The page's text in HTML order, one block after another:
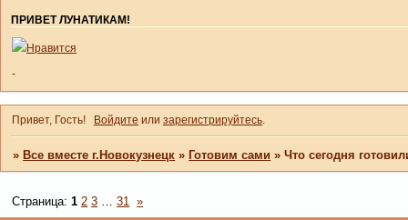
ПРИВЕТ ЛУНАТИКАМ!
Нравится
-
Привет, Гость! Войдите или зарегистрируйтесь.
»Все вместе г.Новокузнецк »Готовим сами »Что сегодня
Страница:1 2 3 … 31 »